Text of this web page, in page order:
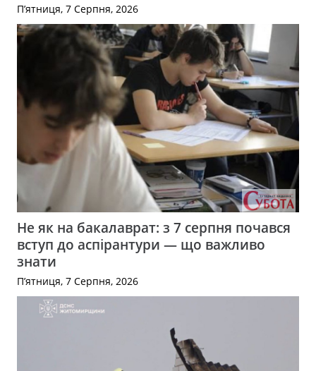
П’ятниця, 7 Серпня, 2026
Не як на бакалаврат: з 7 серпня почався
вступ до аспірантури — що важливо
знати
П’ятниця, 7 Серпня, 2026